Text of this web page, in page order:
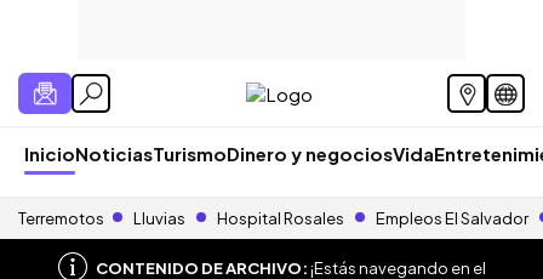
InicioNoticiasTurismoDinero y negociosVida
Terremotos Lluvias Hospital Rosales Empleos El Salvador
CONTENIDO DE ARCHIVO:¡Estás navegando en el